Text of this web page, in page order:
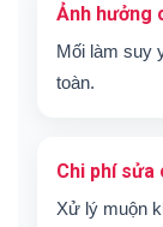
Ảnh hưởng
Mối làm suy
toàn.
Chi phí sửa
Xử lý muộn